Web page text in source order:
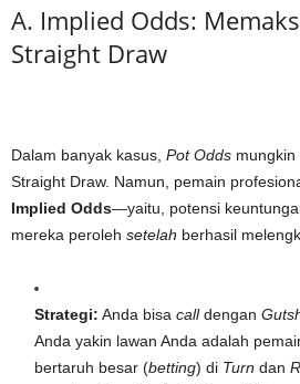
A. Implied Odds:
Straight Draw
Dalam banyak kasus, Pot Odds
Straight Draw. Namun, pemain
Implied Odds—yaitu, potensi
mereka peroleh setelah berhasil
Strategi: Anda bisa calldengan
Anda yakin lawan Anda adalah
bertaruh besar (betting) di Turn dan